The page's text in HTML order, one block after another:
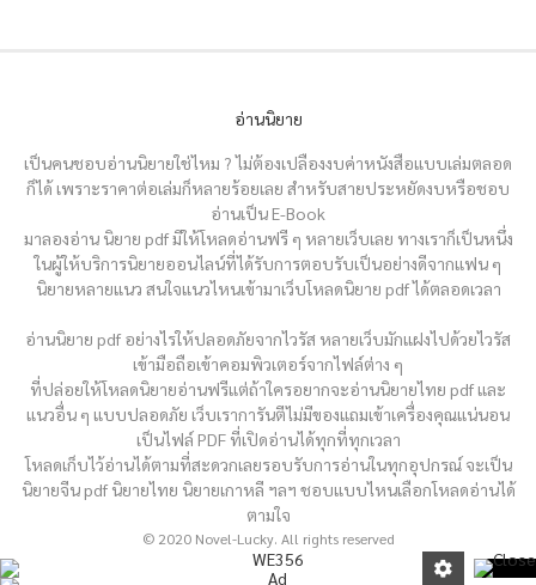
อ่านนิยาย
เป็นคนชอบอ่านนิยายใช่ไหม ? ไม่ต้องเปลืองงบค่าหนังสือแบบเล่มตลอด
ก็ได้ เพราะราคาต่อเล่มก็หลายร้อยเลย สำหรับสายประหยัดงบหรือชอบ
อ่านเป็น E-Book
มาลองอ่าน นิยาย pdf มีให้โหลดอ่านฟรี ๆ หลายเว็บเลย ทางเราก็เป็นหนึ่ง
ในผู้ให้บริการนิยายออนไลน์ที่ได้รับการตอบรับเป็นอย่างดีจากแฟน ๆ
นิยายหลายแนว สนใจแนวไหนเข้ามาเว็บโหลดนิยาย pdf ได้ตลอดเวลา
อ่านนิยาย pdf อย่างไรให้ปลอดภัยจากไวรัส หลายเว็บมักแฝงไปด้วยไวรัส
เข้ามือถือเข้าคอมพิวเตอร์จากไฟล์ต่าง ๆ
ที่ปล่อยให้โหลดนิยายอ่านฟรีแต่ถ้าใครอยากจะอ่านนิยายไทย pdf และ
แนวอื่น ๆ แบบปลอดภัย เว็บเราการันตีไม่มีของแถมเข้าเครื่องคุณแน่นอน
เป็นไฟล์ PDF ที่เปิดอ่านได้ทุกที่ทุกเวลา
โหลดเก็บไว้อ่านได้ตามที่สะดวกเลยรอบรับการอ่านในทุกอุปกรณ์ จะเป็น
นิยายจีน pdf นิยายไทย นิยายเกาหลี ฯลฯ ชอบแบบไหนเลือกโหลดอ่านได้
ตามใจ
© 2020 Novel-Lucky. All rights reserved